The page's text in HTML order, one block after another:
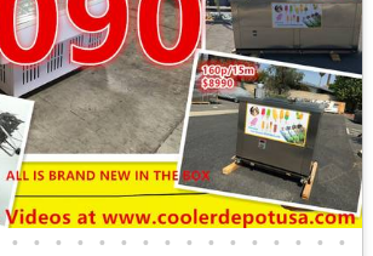
• • • • • • • • • • • • • • • •